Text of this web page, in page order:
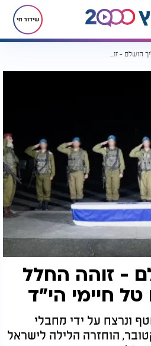
שידור חי
התהליך הושלם - זוהה החלל החטוף: רס"ם טל חיימי הי"ד
- זוהה החלל
חיימי הי"ד
ונרצח על ידי מחבלי
ה־7 באוקטובר, הוחזרה הלילה לישראל